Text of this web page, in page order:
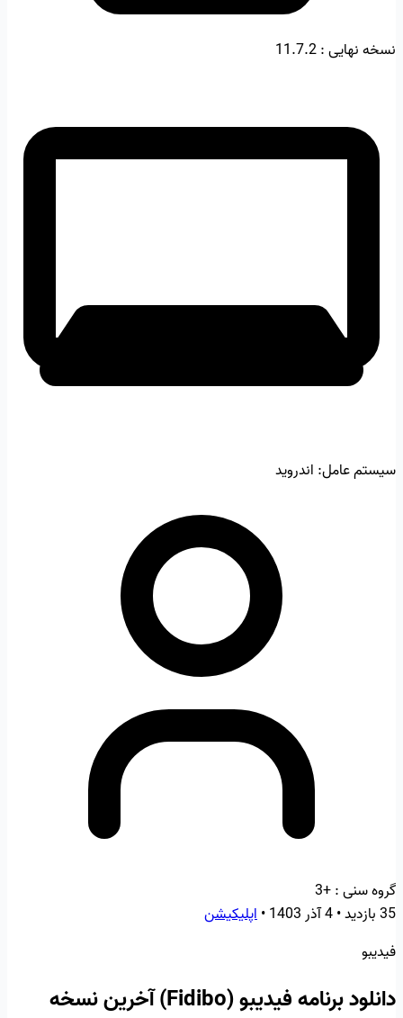
نسخه نهایی :11.7.2
سیستم عامل: اندروید
گروه سنی :+3
35 بازدید
•4 آذر 1403 •اپلیکیشن
فیدیبو
دانلود برنامه فیدیبو (Fidibo) آخرین نسخه